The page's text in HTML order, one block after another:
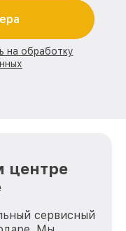
на обработку
центре
сервисный